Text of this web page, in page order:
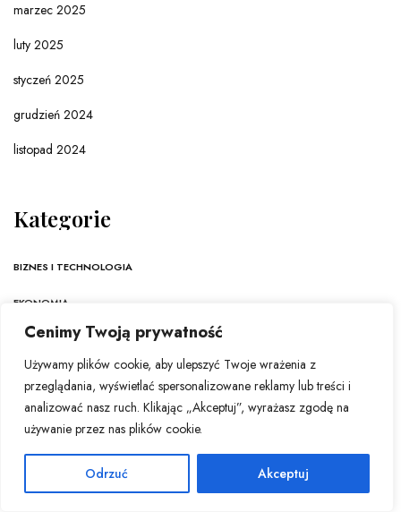
Cenimy Twoją prywatność
Używamy plików cookie, aby ulepszyć Twoje wrażenia z
przeglądania, wyświetlać spersonalizowane reklamy lub treści i
analizować nasz ruch. Klikając „Akceptuj”, wyrażasz zgodę na
używanie przez nas plików cookie.
Odrzuć Akceptuj
marzec 2025
luty 2025
styczeń 2025
grudzień 2024
listopad 2024
Kategorie
BIZNES I TECHNOLOGIA
EKONOMIA
INFORMACJE ZE ŚWIATA
KULTURA
NAUKA
TECHNOLOGIA